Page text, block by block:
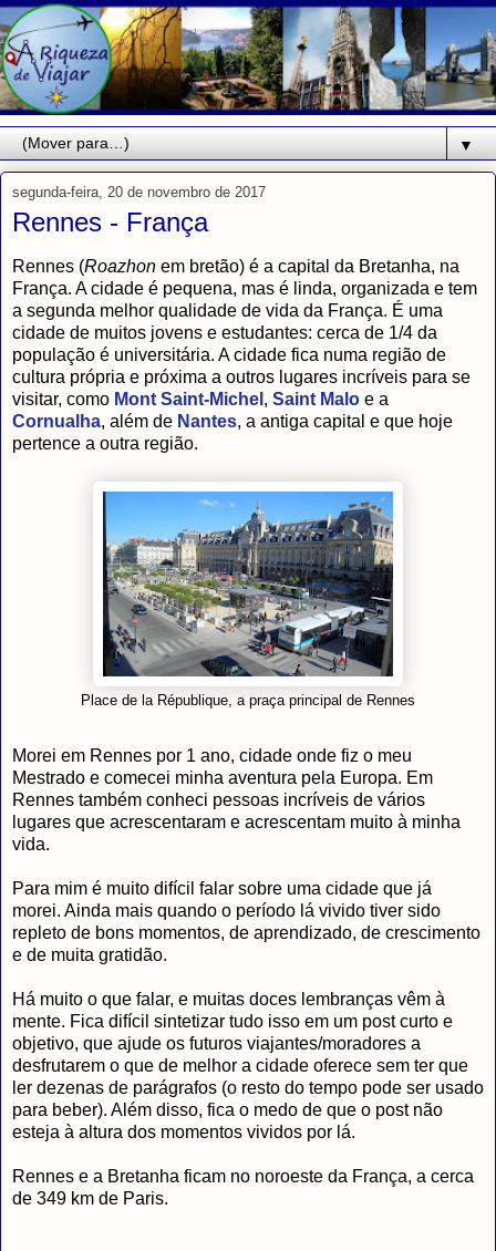
▼
segunda-feira, 20 de novembro de 2017
Rennes - França
Rennes (Roazhon em bretão) é a capital da Bretanha, na
França. A cidade é pequena, mas é linda, organizada e tem
a segunda melhor qualidade de vida da França. É uma
cidade de muitos jovens e estudantes: cerca de 1/4 da
população é universitária. A cidade fica numa região de
cultura própria e próxima a outros lugares incríveis para se
visitar, como Mont Saint-Michel , Saint Malo e a
Cornualha, além de Nantes, a antiga capital e que hoje
pertence a outra região.
Place de la République, a praça principal de Rennes
Morei em Rennes por 1 ano, cidade onde fiz o meu
Mestrado e comecei minha aventura pela Europa. Em
Rennes também conheci pessoas incríveis de vários
lugares que acrescentaram e acrescentam muito à minha
vida.
Para mim é muito difícil falar sobre uma cidade que já
morei. Ainda mais quando o período lá vivido tiver sido
repleto de bons momentos, de aprendizado, de crescimento
e de muita gratidão.
Há muito o que falar, e muitas doces lembranças vêm à
mente. Fica difícil sintetizar tudo isso em um post curto e
objetivo, que ajude os futuros viajantes/moradores a
desfrutarem o que de melhor a cidade oferece sem ter que
ler dezenas de parágrafos (o resto do tempo pode ser usado
para beber). Além disso, fica o medo de que o post não
esteja à altura dos momentos vividos por lá.
Rennes e a Bretanha ficam no noroeste da França, a cerca
de 349 km de Paris.